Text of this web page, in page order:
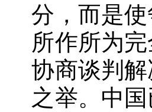
分，而是
所作所为
协商谈判
之举。中